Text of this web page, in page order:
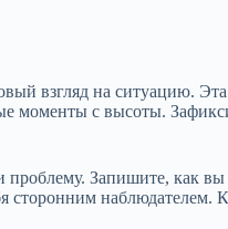
взгляд на ситуацию. Эта
моменты с высоты.
проблему. Запишите, как
сторонним наблюдателем.